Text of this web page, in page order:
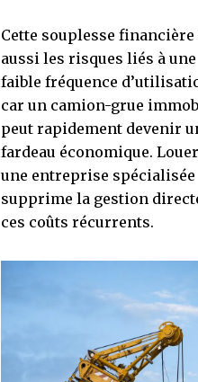
Cette souplesse financière
aussi les risques liés à une
faible fréquence
car un camion-grue
peut rapidement devenir
fardeau économique.
une entreprise spécialisée
supprime la gestion
ces coûts récurrents.